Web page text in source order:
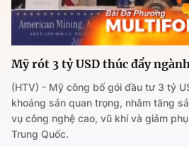
Mỹ rót 3 tỷ USD thúc đẩy
(HTV) - Mỹ công bố gói đầu tư 3 tỷ
khoáng sản quan trọng, nhằm tăng
vụ công nghệ cao, vũ khí và giảm
Trung Quốc.